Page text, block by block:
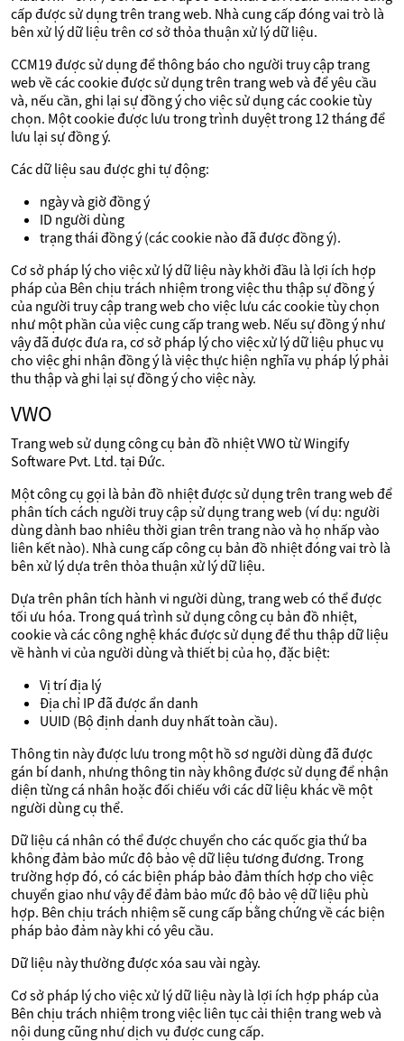
cấp được sử dụng trên trang web. Nhà cung cấp đóng vai trò là
bên xử lý dữ liệu trên cơ sở thỏa thuận xử lý dữ liệu.
CCM19 được sử dụng để thông báo cho người truy cập trang
web về các cookie được sử dụng trên trang web và để yêu cầu
và, nếu cần, ghi lại sự đồng ý cho việc sử dụng các cookie tùy
chọn. Một cookie được lưu trong trình duyệt trong 12 tháng để
lưu lại sự đồng ý.
Các dữ liệu sau được ghi tự động:
ngày và giờ đồng ý
ID người dùng
trạng thái đồng ý (các cookie nào đã được đồng ý).
Cơ sở pháp lý cho việc xử lý dữ liệu này khởi đầu là lợi ích hợp
pháp của Bên chịu trách nhiệm trong việc thu thập sự đồng ý
của người truy cập trang web cho việc lưu các cookie tùy chọn
như một phần của việc cung cấp trang web. Nếu sự đồng ý như
vậy đã được đưa ra, cơ sở pháp lý cho việc xử lý dữ liệu phục vụ
cho việc ghi nhận đồng ý là việc thực hiện nghĩa vụ pháp lý phải
thu thập và ghi lại sự đồng ý cho việc này.
VWO
Trang web sử dụng công cụ bản đồ nhiệt VWO từ Wingify
Software Pvt. Ltd. tại Đức.
Một công cụ gọi là bản đồ nhiệt được sử dụng trên trang web để
phân tích cách người truy cập sử dụng trang web (ví dụ: người
dùng dành bao nhiêu thời gian trên trang nào và họ nhấp vào
liên kết nào). Nhà cung cấp công cụ bản đồ nhiệt đóng vai trò là
bên xử lý dựa trên thỏa thuận xử lý dữ liệu.
Dựa trên phân tích hành vi người dùng, trang web có thể được
tối ưu hóa. Trong quá trình sử dụng công cụ bản đồ nhiệt,
cookie và các công nghệ khác được sử dụng để thu thập dữ liệu
về hành vi của người dùng và thiết bị của họ, đặc biệt:
Vị trí địa lý
Địa chỉ IP đã được ẩn danh
UUID (Bộ định danh duy nhất toàn cầu).
Thông tin này được lưu trong một hồ sơ người dùng đã được
gán bí danh, nhưng thông tin này không được sử dụng để nhận
diện từng cá nhân hoặc đối chiếu với các dữ liệu khác về một
người dùng cụ thể.
Dữ liệu cá nhân có thể được chuyển cho các quốc gia thứ ba
không đảm bảo mức độ bảo vệ dữ liệu tương đương. Trong
trường hợp đó, có các biện pháp bảo đảm thích hợp cho việc
chuyển giao như vậy để đảm bảo mức độ bảo vệ dữ liệu phù
hợp. Bên chịu trách nhiệm sẽ cung cấp bằng chứng về các biện
pháp bảo đảm này khi có yêu cầu.
Dữ liệu này thường được xóa sau vài ngày.
Cơ sở pháp lý cho việc xử lý dữ liệu này là lợi ích hợp pháp của
Bên chịu trách nhiệm trong việc liên tục cải thiện trang web và
nội dung cũng như dịch vụ được cung cấp.